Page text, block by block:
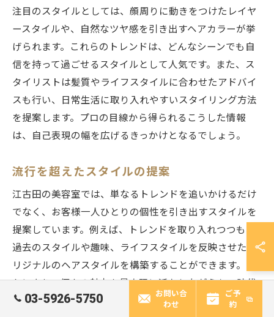
注目のスタイルとしては、顔周りに動きをつけたレイヤ
ースタイルや、自然なツヤ感を引き出すヘアカラーが挙
げられます。これらのトレンドは、どんなシーンでも自
信を持って過ごせるスタイルとして人気です。また、ス
タイリストは髪質やライフスタイルに合わせたアドバイ
スも行い、日常生活に取り入れやすいスタイリング方法
を提案します。プロの目線から得られるこうした情報
は、自己表現の幅を広げるきっかけとなるでしょう。
流行を超えたスタイルの提案
江古田の美容室では、単なるトレンドを追いかけるだけ
でなく、お客様一人ひとりの個性を引き出すスタイルを
提案しています。例えば、トレンドを取り入れつつも、
過去のスタイルや趣味、ライフスタイルを反映させたオ
リジナルのヘアスタイルを構築することができます。こ
れにより、個々の魅力を最大限に活かしながらも、時代
を超えて愛されるスタイルを実現可能です。また、スタ
03-5926-5750
お問い合
わせ
ご予
約